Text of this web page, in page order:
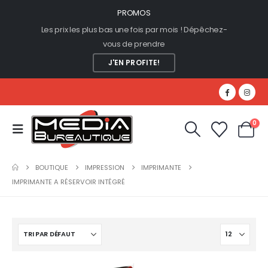
PROMOS
Les prix les plus bas une fois par mois ! Dépêchez-
vous de prendre
J'EN PROFITE!
0
BOUTIQUE IMPRESSION
IMPRIMANTE
IMPRIMANTE A RÉSERVOIR INTÉGRÉ